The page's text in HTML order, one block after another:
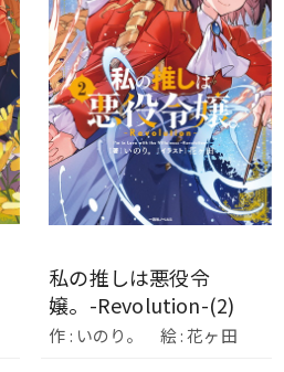
私の推しは悪役令
嬢。-Revolution-(2)
作 : いのり。 絵 : 花ヶ田